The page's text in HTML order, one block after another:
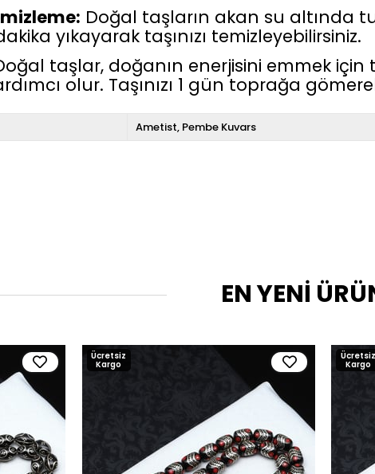
Doğal taşların akan su altında
yıkayarak taşınızı temizleyebilirsiniz.
taşlar, doğanın enerjisini emmek
olur. Taşınızı 1 gün toprağa
Ametist Pembe Kuvars
EN YENİ
Ücretsiz
Kargo
Ücretsiz
Kargo